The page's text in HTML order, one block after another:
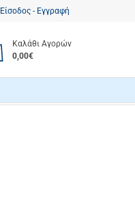
Είσοδος - Εγγραφή
Καλάθι Αγορών
0,00€